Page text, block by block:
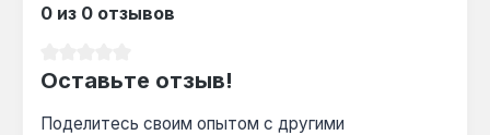
0 из 0 отзывов
Оставьте отзыв!
Поделитесь своим опытом с другими